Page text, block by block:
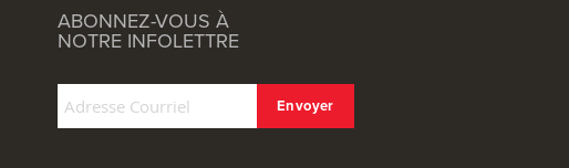
ABONNEZ-VOUS À
NOTRE INFOLETTRE